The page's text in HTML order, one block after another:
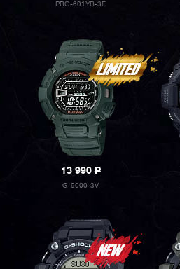
PRG-601YB-3E
13 990P
G-9000-3V